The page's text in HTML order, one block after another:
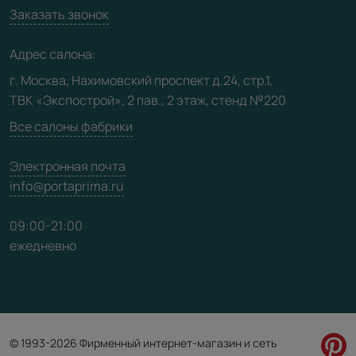
Юридическая информация
Вакансии
Видео
Карта сайта
Заказать звонок
Адрес салона:
г. Москва, Нахимовский проспект д.24, стр.1,
ТВК «Экспострой», 2 пав., 2 этаж, стенд №220
Все салоны фабрики
Электронная почта
info@portaprima.ru
09:00-21:00
ежедневно
© 1993-2026 Фирменный интернет-магазин и сеть